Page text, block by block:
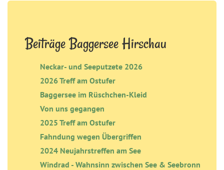
Beiträge Baggersee Hirschau
Neckar- und Seeputzete 2026
2026 Treff am Ostufer
Baggersee im Rüschchen-Kleid
Von uns gegangen
2025 Treff am Ostufer
Fahndung wegen Übergriffen
2024 Neujahrstreffen am See
Windrad - Wahnsinn zwischen See & Seebronn